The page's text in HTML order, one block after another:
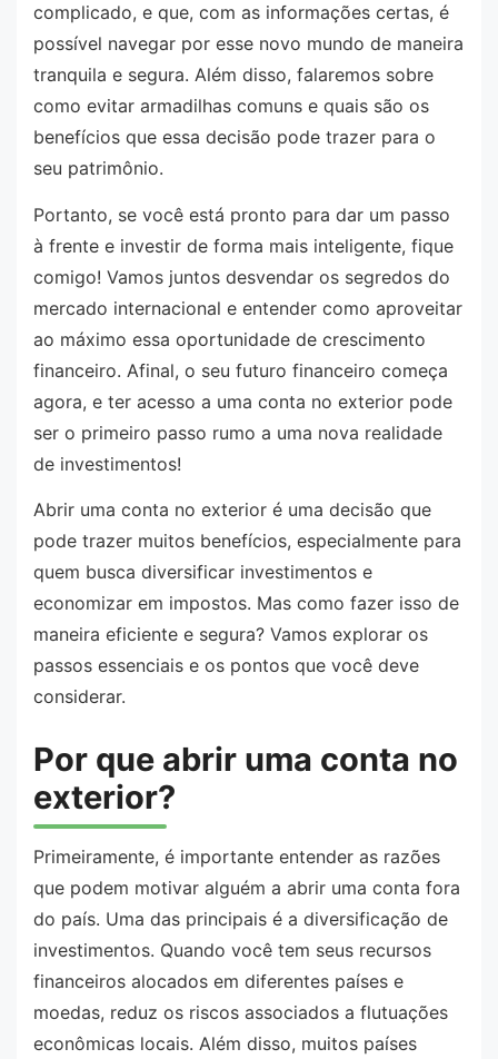
complicado, e que, com as informações certas, é
possível navegar por esse novo mundo de maneira
tranquila e segura. Além disso, falaremos sobre
como evitar armadilhas comuns e quais são os
benefícios que essa decisão pode trazer para o
seu patrimônio.
Portanto, se você está pronto para dar um passo
à frente e investir de forma mais inteligente, fique
comigo! Vamos juntos desvendar os segredos do
mercado internacional e entender como aproveitar
ao máximo essa oportunidade de crescimento
financeiro. Afinal, o seu futuro financeiro começa
agora, e ter acesso a uma conta no exterior pode
ser o primeiro passo rumo a uma nova realidade
de investimentos!
Abrir uma conta no exterior é uma decisão que
pode trazer muitos benefícios, especialmente para
quem busca diversificar investimentos e
economizar em impostos. Mas como fazer isso de
maneira eficiente e segura? Vamos explorar os
passos essenciais e os pontos que você deve
considerar.
Por que abrir uma conta no
exterior?
Primeiramente, é importante entender as razões
que podem motivar alguém a abrir uma conta fora
do país. Uma das principais é a diversificação de
investimentos. Quando você tem seus recursos
financeiros alocados em diferentes países e
moedas, reduz os riscos associados a flutuações
econômicas locais. Além disso, muitos países